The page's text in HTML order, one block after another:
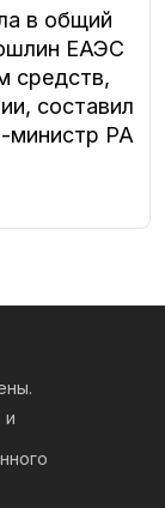
в общий
ЕАЭС
средств,
составил
министр РА
и